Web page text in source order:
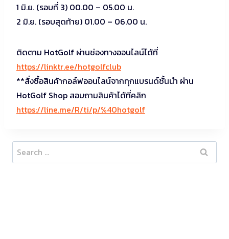
1 มิ.ย. (รอบที่ 3) 00.00 – 05.00 น.
2 มิ.ย. (รอบสุดท้าย) 01.00 – 06.00 น.
ติดตาม HotGolf ผ่านช่องทางออนไลน์ได้ที่
https://linktr.ee/hotgolfclub
**สั่งซื้อสินค้ากอล์ฟออนไลน์จากทุกแบรนด์ชั้นนำ ผ่าน
HotGolf Shop สอบถามสินค้าได้ที่คลิก
https://line.me/R/ti/p/%40hotgolf
Search
for: